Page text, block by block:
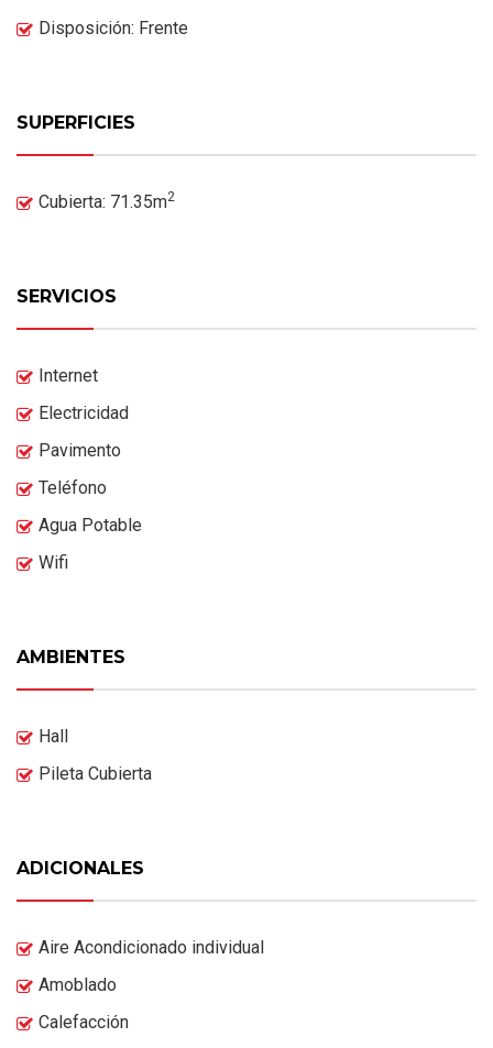
Disposición: Frente
SUPERFICIES
Cubierta: 71.35m2
SERVICIOS
Internet
Electricidad
Pavimento
Teléfono
Agua Potable
Wifi
AMBIENTES
Hall
Pileta Cubierta
ADICIONALES
Aire Acondicionado individual
Amoblado
Calefacción